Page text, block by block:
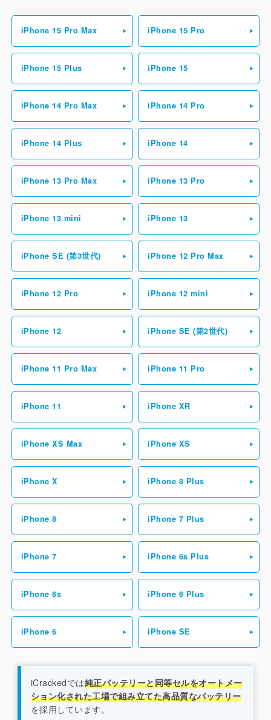
iPhone 15 Pro Max iPhone 15 Pro
iPhone 15 Plus iPhone 15
iPhone 14 Pro Max iPhone 14 Pro
iPhone 14 Plus iPhone 14
iPhone 13 Pro Max iPhone 13 Pro
iPhone 13 mini iPhone 13
iPhone SE (第3世代) iPhone 12 Pro Max
iPhone 12 Pro iPhone 12 mini
iPhone 12 iPhone SE (第2世代)
iPhone 11 Pro Max iPhone 11 Pro
iPhone 11 iPhone XR
iPhone XS Max iPhone XS
iPhone X iPhone 8 Plus
iPhone 8 iPhone 7 Plus
iPhone 7 iPhone 6s Plus
iPhone 6s iPhone 6 Plus
iPhone 6 iPhone SE
iCrackedでは純正バッテリーと同等セルをオートメー
ション化された工場で組み立てた高品質なバッテリー
を採用しています。